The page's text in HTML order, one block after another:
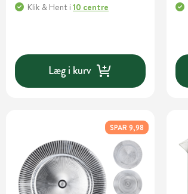
Klik & Hent i 10 centre
Læg i kurv
SPAR 9,98